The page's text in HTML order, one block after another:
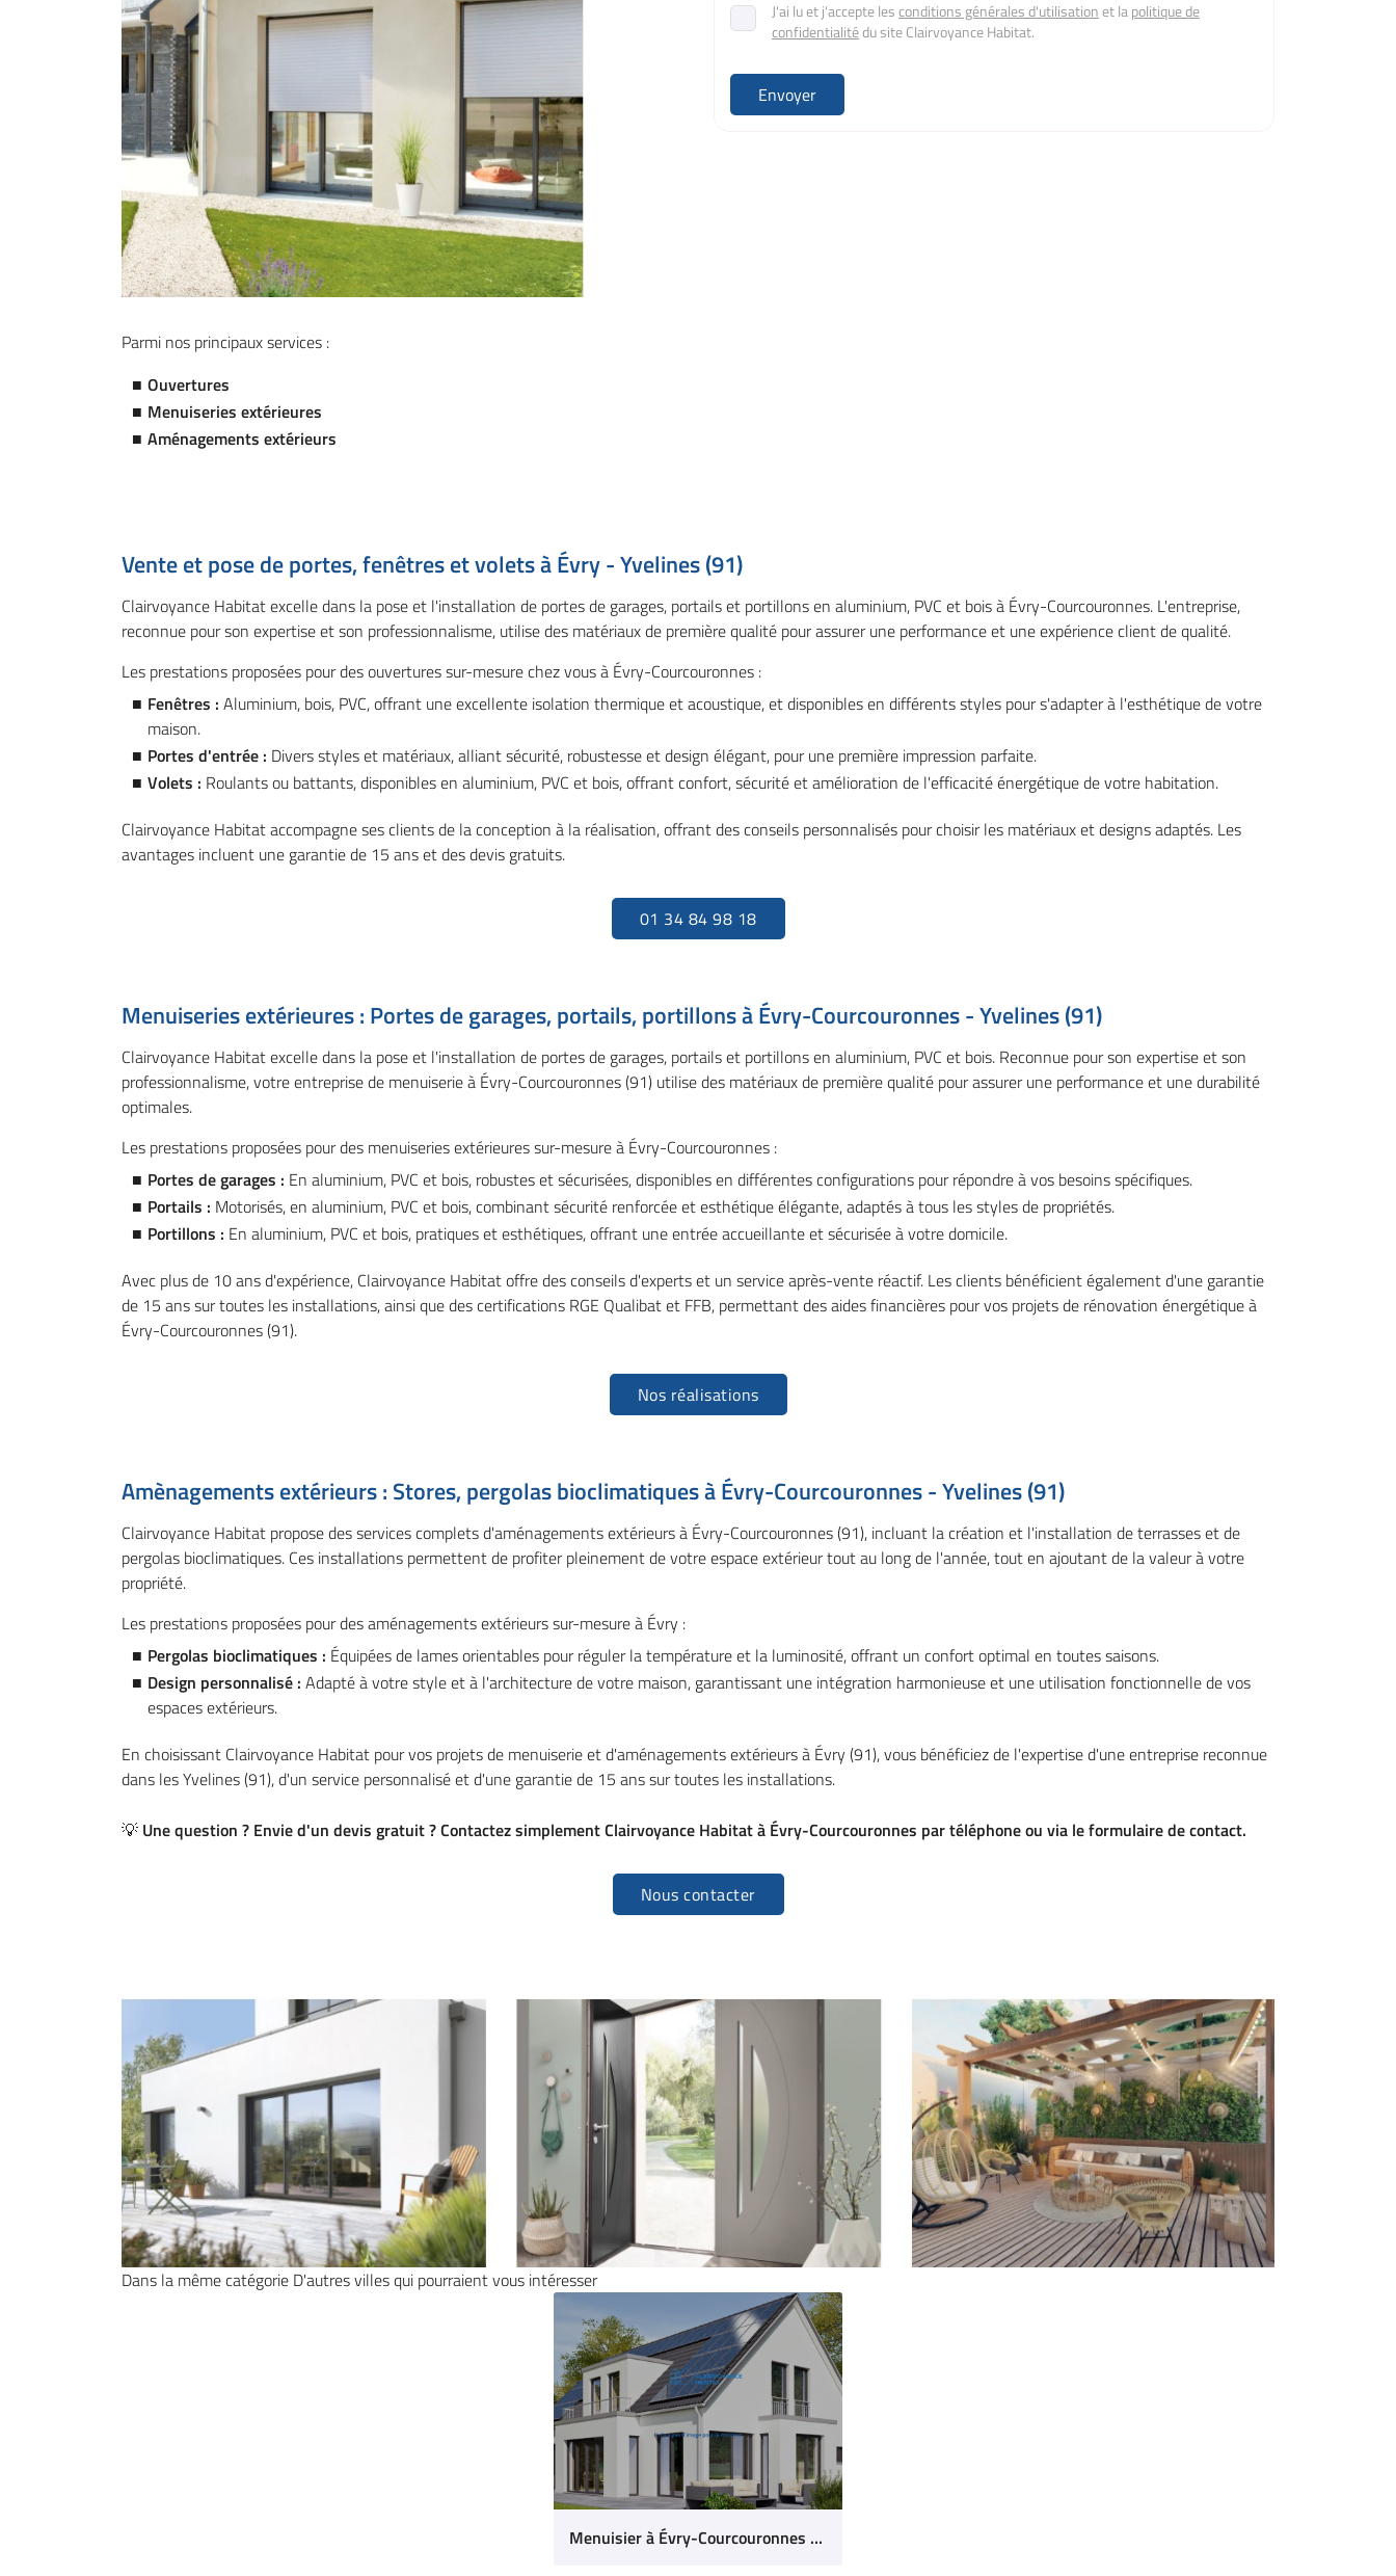
Parmi nos principaux services :
Ouvertures
Menuiseries extérieures
Aménagements extérieurs
J'ai lu et j'accepte les conditions générales d'utilisation et la politique de
confidentialitédu site Clairvoyance Habitat.
Envoyer
Vente et pose de portes, fenêtres et volets à Évry - Yvelines (91)
Clairvoyance Habitat excelle dans la pose et l'installation de portes de garages, portails et portillons en aluminium, PVC et bois à Évry-Courcouronnes. L'entreprise,
reconnue pour son expertise et son professionnalisme, utilise des matériaux de première qualité pour assurer une performance et une expérience client de qualité.
Les prestations proposées pour des ouvertures sur-mesure chez vous à Évry-Courcouronnes :
Fenêtres : Aluminium, bois, PVC, offrant une excellente isolation thermique et acoustique, et disponibles en différents styles pour s'adapter à l'esthétique de votre
maison.
Portes d'entrée : Divers styles et matériaux, alliant sécurité, robustesse et design élégant, pour une première impression parfaite.
Volets : Roulants ou battants, disponibles en aluminium, PVC et bois, offrant confort, sécurité et amélioration de l'efficacité énergétique de votre habitation.
Clairvoyance Habitat accompagne ses clients de la conception à la réalisation, offrant des conseils personnalisés pour choisir les matériaux et designs adaptés. Les
avantages incluent une garantie de 15 ans et des devis gratuits.
01 34 84 98 18
Menuiseries extérieures : Portes de garages, portails, portillons à Évry-Courcouronnes - Yvelines (91)
Clairvoyance Habitat excelle dans la pose et l'installation de portes de garages, portails et portillons en aluminium, PVC et bois. Reconnue pour son expertise et son
professionnalisme, votre entreprise de menuiserie à Évry-Courcouronnes (91) utilise des matériaux de première qualité pour assurer une performance et une durabilité
optimales.
Les prestations proposées pour des menuiseries extérieures sur-mesure à Évry-Courcouronnes :
Portes de garages : En aluminium, PVC et bois, robustes et sécurisées, disponibles en différentes configurations pour répondre à vos besoins spécifiques.
Portails : Motorisés, en aluminium, PVC et bois, combinant sécurité renforcée et esthétique élégante, adaptés à tous les styles de propriétés.
Portillons : En aluminium, PVC et bois, pratiques et esthétiques, offrant une entrée accueillante et sécurisée à votre domicile.
Avec plus de 10 ans d'expérience, Clairvoyance Habitat offre des conseils d'experts et un service après-vente réactif. Les clients bénéficient également d'une garantie
de 15 ans sur toutes les installations, ainsi que des certifications RGE Qualibat et FFB, permettant des aides financières pour vos projets de rénovation énergétique à
Évry-Courcouronnes (91).
Nos réalisations
Amènagements extérieurs : Stores, pergolas bioclimatiques à Évry-Courcouronnes - Yvelines (91)
Clairvoyance Habitat propose des services complets d'aménagements extérieurs à Évry-Courcouronnes (91), incluant la création et l'installation de terrasses et de
pergolas bioclimatiques. Ces installations permettent de profiter pleinement de votre espace extérieur tout au long de l'année, tout en ajoutant de la valeur à votre
propriété.
Les prestations proposées pour des aménagements extérieurs sur-mesure à Évry :
Pergolas bioclimatiques : Équipées de lames orientables pour réguler la température et la luminosité, offrant un confort optimal en toutes saisons.
Design personnalisé : Adapté à votre style et à l'architecture de votre maison, garantissant une intégration harmonieuse et une utilisation fonctionnelle de vos
espaces extérieurs.
En choisissant Clairvoyance Habitat pour vos projets de menuiserie et d'aménagements extérieurs à Évry (91), vous bénéficiez de l'expertise d'une entreprise reconnue
dans les Yvelines (91), d'un service personnalisé et d'une garantie de 15 ans sur toutes les installations.
💡 Une question ? Envie d'un devis gratuit ? Contactez simplement Clairvoyance Habitat à Évry-Courcouronnes par téléphone ou via le formulaire de contact.
Nous contacter
Dans la même catégorie D'autres villes qui pourraient vous intéresser
Menuisier à Évry-Courcouronnes (91)